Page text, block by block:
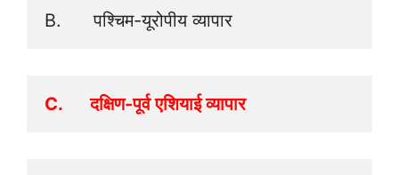
B.      पश्चिम-यूरोपीय व्यापार
C.      दक्षिण-पूर्व एशियाई व्यापार